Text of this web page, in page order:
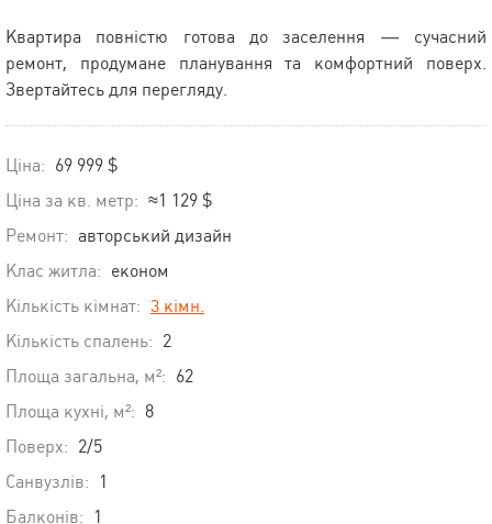
Квартира повністю готова до заселення — сучасний
ремонт, продумане планування та комфортний поверх.
Звертайтесь для перегляду.
Ціна: 69 999 $
Ціна за кв. метр: ≈1 129 $
Ремонт: авторський дизайн
Клас житла: економ
Кількість кімнат: 3 кімн.
Кількість спалень: 2
Площа загальна, м²: 62
Площа кухні, м²: 8
Поверх: 2/5
Санвузлів:
1
Балконів:
1